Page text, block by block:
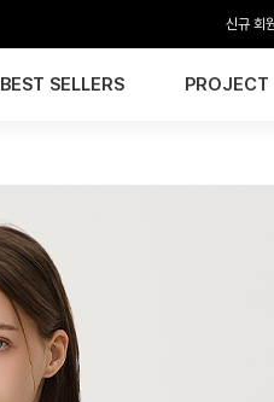
신규 회
BEST SELLERS PROJECT